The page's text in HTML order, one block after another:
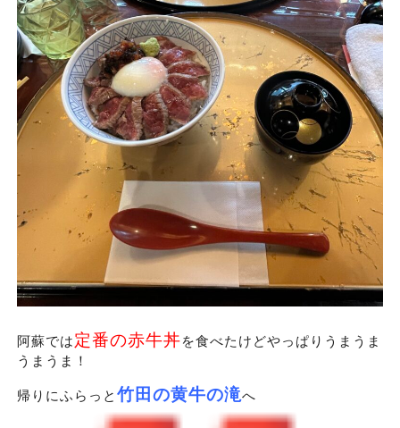
阿蘇では定番の赤牛丼を食べたけどやっぱりうまうま
うまうま！
帰りにふらっと 竹田の黄牛の滝へ